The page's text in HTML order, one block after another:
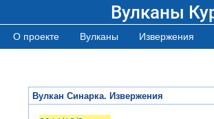
Вулканы
О проекте Вулканы Извержения
Вулкан Синарка. Извержения